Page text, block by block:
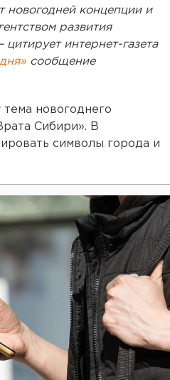
новогодней концепции и
развития
интернет-газета
сообщение
новогоднего
Сибири». В
символы города и